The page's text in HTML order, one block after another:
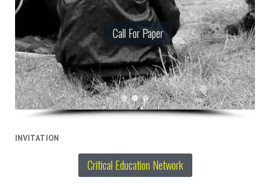
Call For Paper
Call For Paper
INVITATION